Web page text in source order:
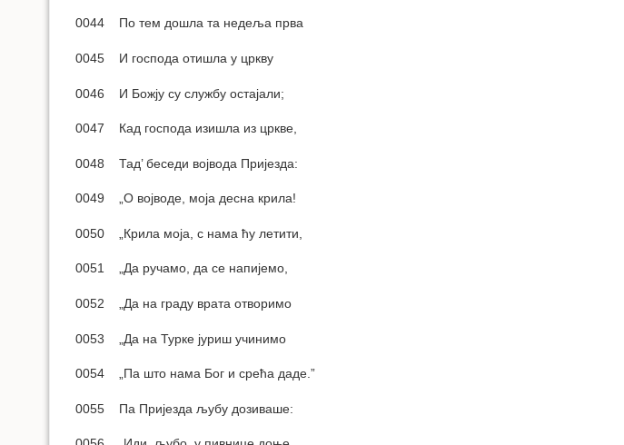
0044 По тем дошла та недеља прва
0045 И господа отишла у цркву
0046 И Божју су службу остајали;
0047 Кад господа изишла из цркве,
0048 Тад’ беседи војвода Пријезда:
0049 „О војводе, моја десна крила!
0050 „Крила моја, с нама ћу летити,
0051 „Да ручамо, да се напијемо,
0052 „Да на граду врата отворимо
0053 „Да на Турке јуриш учинимо
0054 „Па што нама Бог и срећа даде.”
0055 Па Пријезда љубу дозиваше: